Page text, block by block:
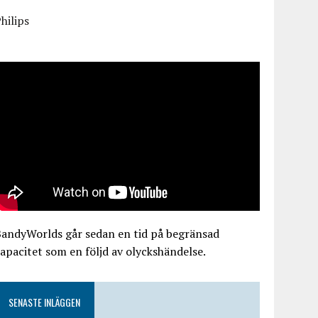
går sedan en tid på begränsad
som en följd av olyckshändelse.
SENASTE INLÄGGEN